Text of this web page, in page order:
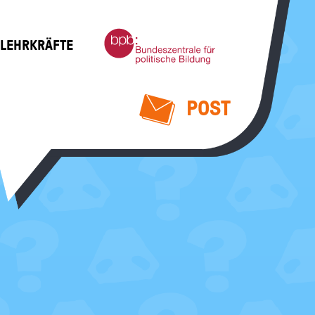
Bundeszentrale
für
politische
POST